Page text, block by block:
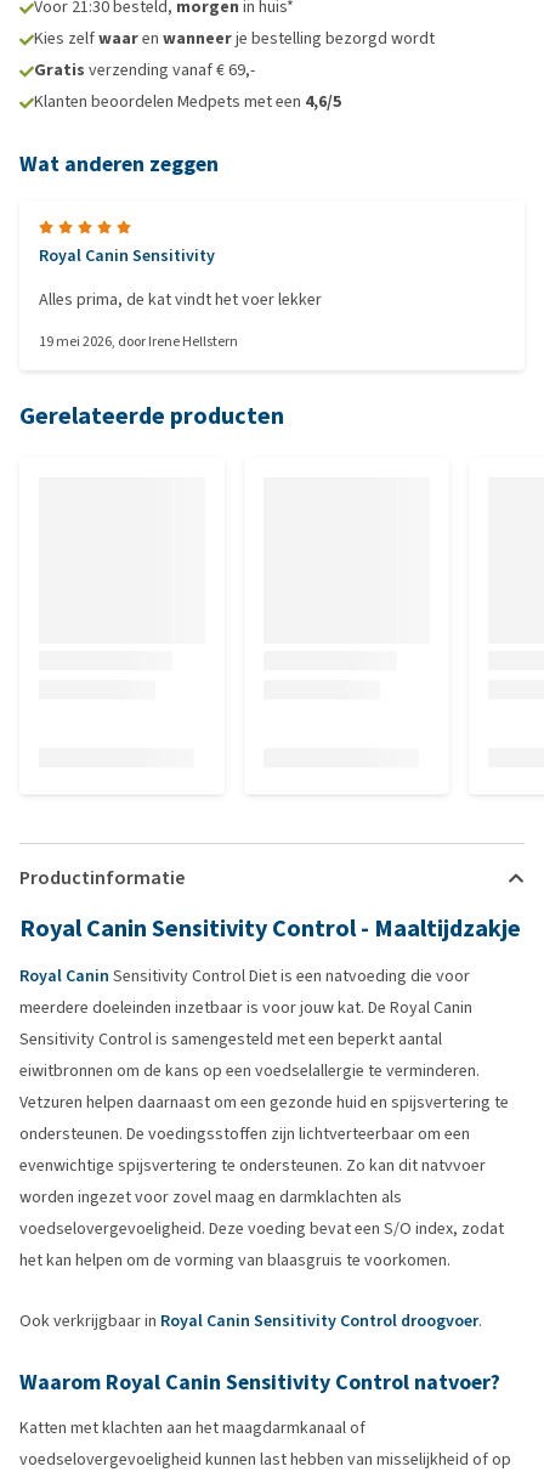
Voor 21:30 besteld, morgen in huis*
Kies zelfwaaren wanneerje bestelling bezorgd wordt
Gratis verzending vanaf € 69,-
Klanten beoordelen Medpets met een 4,6/5
Wat anderen zeggen
Royal Canin Sensitivity
Alles prima, de kat vindt het voer lekker
19 mei 2026, doorIrene Hellstern
Gerelateerde producten
Productinformatie
Royal Canin Sensitivity Control - Maaltijdzakje
Royal Canin Sensitivity Control Diet is een natvoeding die voor
meerdere doeleinden inzetbaar is voor jouw kat. De Royal Canin
Sensitivity Control is samengesteld met een beperkt aantal
eiwitbronnen om de kans op een voedselallergie te verminderen.
Vetzuren helpen daarnaast om een gezonde huid en spijsvertering te
ondersteunen. De voedingsstoffen zijn lichtverteerbaar om een
evenwichtige spijsvertering te ondersteunen. Zo kan dit natvvoer
worden ingezet voor zovel maag en darmklachten als
voedselovergevoeligheid. Deze voeding bevat een S/O index, zodat
het kan helpen om de vorming van blaasgruis te voorkomen.
Ook verkrijgbaar in Royal Canin Sensitivity Control droogvoer.
Waarom Royal Canin Sensitivity Control natvoer?
Katten met klachten aan het maagdarmkanaal of
voedselovergevoeligheid kunnen last hebben van misselijkheid of op